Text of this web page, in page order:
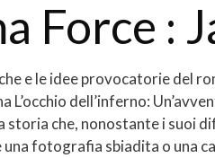
Force :
e le idee provocatorie del
dell’inferno:
storia che, nonostante i suoi
fotografia sbiadita o una